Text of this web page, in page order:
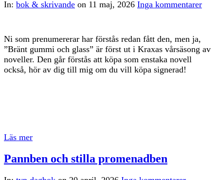
In: bok & skrivande on 11 maj, 2026 Inga kommentarer
Ni som prenumererar har förstås redan fått den, men ja,
”Bränt gummi och glass” är först ut i Kraxas vårsäsong av
noveller. Den går förstås att köpa som enstaka novell
också, hör av dig till mig om du vill köpa signerad!
Läs mer
Pannben och stilla promenadben